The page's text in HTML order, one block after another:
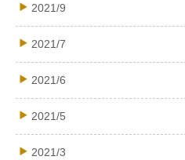
2021/9
2021/7
2021/6
2021/5
2021/3